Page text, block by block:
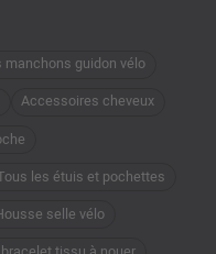
manchons guidon vélo
Accessoires cheveux
les étuis et pochettes
selle vélo